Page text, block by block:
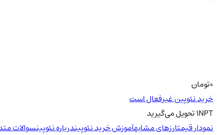
0تومان
خرید نئوپین غیرفعال است
1NPT تحویلمی‌گیرید
نمودار قیمتارزهای مشابهآموزش خرید نئوپیندرباره نئوپینسوالات